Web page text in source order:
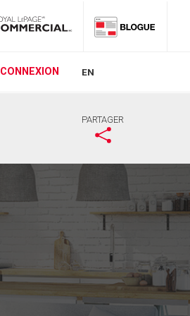
CONNEXION EN
PARTAGER